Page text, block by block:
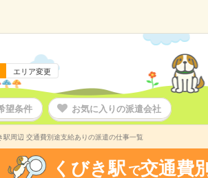
エリア変更
望条件 お気に入りの派遣会社
駅周辺 交通費別途支給ありの派遣の仕事一覧
くびき駅 で交通費